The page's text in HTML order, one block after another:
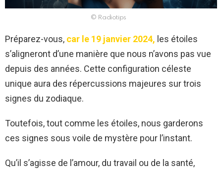
© Radiotips
Préparez-vous, car le 19 janvier 2024, les étoiles
s’aligneront d’une manière que nous n’avons pas vue
depuis des années. Cette configuration céleste
unique aura des répercussions majeures sur trois
signes du zodiaque.
Toutefois, tout comme les étoiles, nous garderons
ces signes sous voile de mystère pour l’instant.
Qu’il s’agisse de l’amour, du travail ou de la santé,